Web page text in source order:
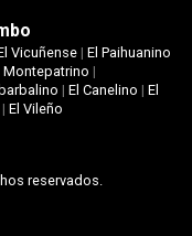
Vicuñense| El Paihuanino
Montepatrino |
|El Canelino |El
| El Vileño
reservados.